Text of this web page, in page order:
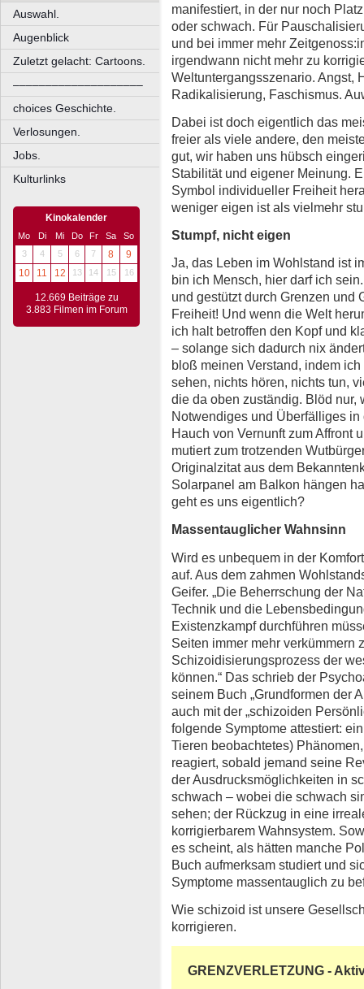
Auswahl.
Augenblick
Zuletzt gelacht: Cartoons.
––––––––––––––––––––
choices Geschichte.
Verlosungen.
Jobs.
Kulturlinks
Kinokalender
Mo Di Mi Do Fr Sa
So
3
4 5 6 7 8
9
10
11 12 13 14 15 16
12.669 Beiträge zu
3.883 Filmen im Forum
manifestiert, in der nur noch
oder schwach. Für
und bei immer mehr
irgendwann nicht mehr zu
Weltuntergangsszenario. Angst,
Radikalisierung, Faschismus.
Dabei ist doch eigentlich das
freier als viele andere, den
gut, wir haben uns hübsch
Stabilität und eigener Meinung.
Symbol individueller Freiheit
weniger eigen ist als vielmehr
Stumpf, nicht eigen
Ja, das Leben im Wohlstand ist
bin ich Mensch, hier darf ich
und gestützt durch Grenzen und
Freiheit! Und wenn die Welt
ich halt betroffen den Kopf und
– solange sich dadurch nix
bloß meinen Verstand, indem
sehen, nichts hören, nichts tun,
die da oben zuständig. Blöd nur,
Notwendiges und Überfälliges
Hauch von Vernunft zum Affront
mutiert zum trotzenden
Originalzitat aus dem
Solarpanel am Balkon hängen
geht es uns eigentlich?
Massentauglicher Wahnsinn
Wird es unbequem in der
auf. Aus dem zahmen
Geifer. „Die Beherrschung der
Technik und die
Existenzkampf durchführen
Seiten immer mehr verkümmern
Schizoidisierungsprozess der
können.“ Das schrieb der
seinem Buch „Grundformen der
auch mit der „schizoiden
folgende Symptome attestiert:
Tieren beobachtetes)
reagiert, sobald jemand seine
der Ausdrucksmöglichkeiten in
schwach – wobei die schwach
sehen; der Rückzug in eine
korrigierbarem Wahnsystem.
es scheint, als hätten manche
Buch aufmerksam studiert und
Symptome massentauglich zu
Wie schizoid ist unsere
korrigieren.
GRENZVERLETZUNG -